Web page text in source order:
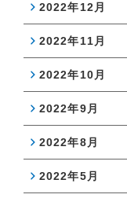
2022年12月
2022年11月
2022年10月
2022年9月
2022年8月
2022年5月